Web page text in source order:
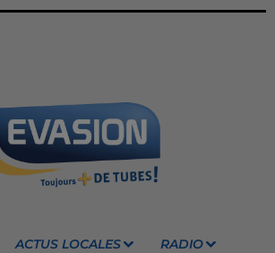
ACTUS LOCALES RADIO